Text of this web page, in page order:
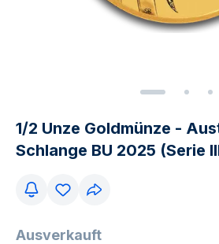
1/2 Unze Goldmünze -
Schlange BU 2025 (Serie
Ausverkauft